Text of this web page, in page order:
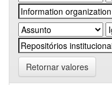
Retornar valores